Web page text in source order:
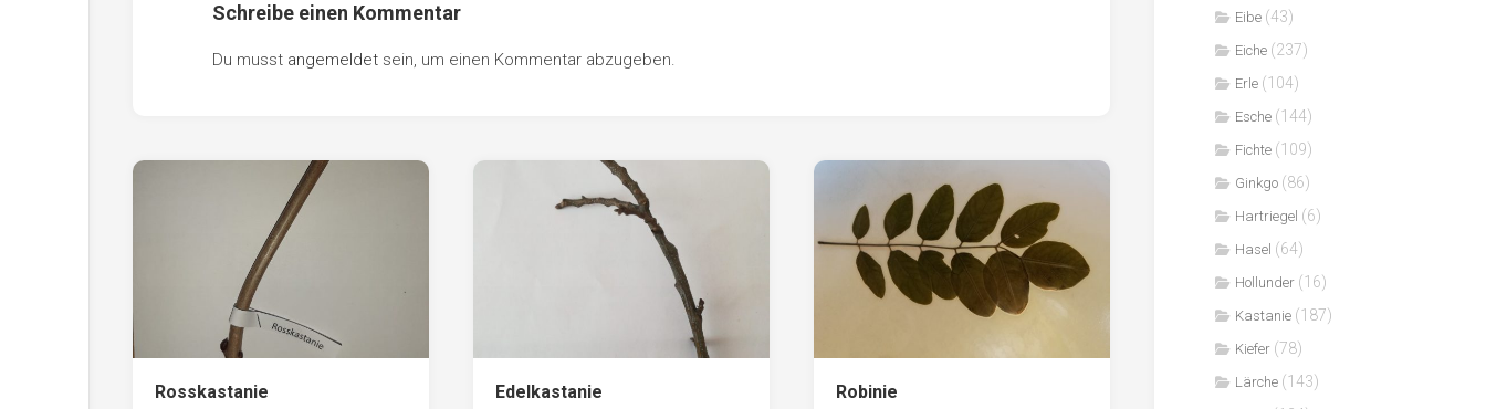
Tanne
Weißdorn
Zirbe
Andere
Schreibe einen Kommentar
Du musst angemeldet sein, um einen Kommentar abzugeben.
Rosskastanie Edelkastanie Robinie
Eibe (43)
Eiche (237)
Erle (104)
Esche (144)
Fichte (109)
Ginkgo (86)
Hartriegel (6)
Hasel (64)
Hollunder (16)
Kastanie (187)
Kiefer (78)
Lärche (143)